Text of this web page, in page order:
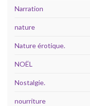
Narration
nature
Nature érotique.
NOËL
Nostalgie.
nourriture